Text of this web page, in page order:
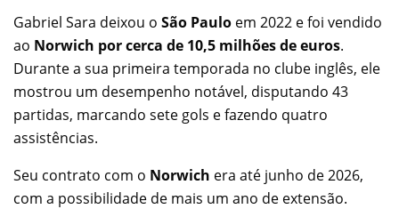
Gabriel Sara deixou o São Paulo em 2022 e foi vendido
ao Norwich por cerca de 10,5 milhões de euros.
Durante a sua primeira temporada no clube inglês, ele
mostrou um desempenho notável, disputando 43
partidas, marcando sete gols e fazendo quatro
assistências.
Seu contrato com o Norwich era até junho de 2026,
com a possibilidade de mais um ano de extensão.